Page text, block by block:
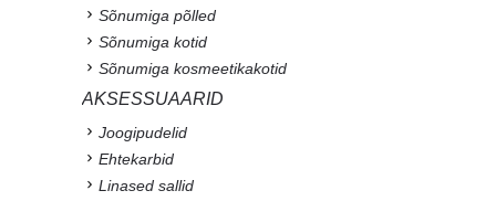
Sõnumiga põlled
Sõnumiga kotid
Sõnumiga kosmeetikakotid
AKSESSUAARID
Joogipudelid
Ehtekarbid
Linased sallid